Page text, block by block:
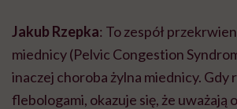
Jakub Rzepka: To zespół
miednicy (Pelvic Congestion
inaczej choroba żylna miednicy. Gdy
flebologami, okazuje się, że uważają